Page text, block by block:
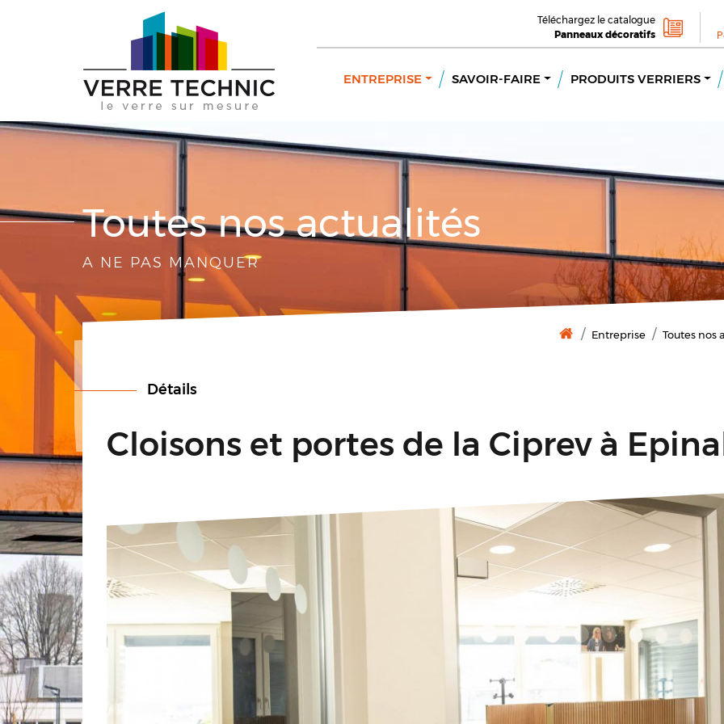
Téléchargez le catalogue
Panneaux décoratifs
ENTREPRISE SAVOIR-FAIRE PRODUITS VERRIERS
Toutes nos actualités
A NE PAS MANQUER
Entreprise Toutes nos
Détails
Cloisons et portes de la Ciprev à